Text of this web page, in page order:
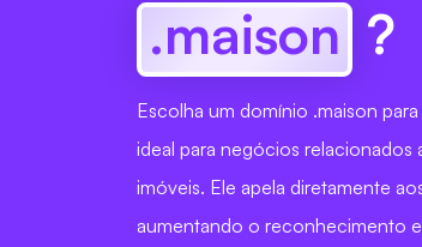
.maison ?
Escolha um domínio .maison
ideal para negócios relacionados
imóveis. Ele apela diretamente
aumentando o reconhecimento